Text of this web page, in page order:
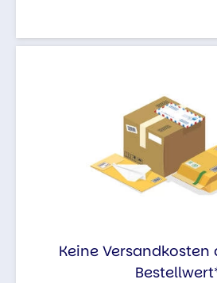
Keine Versandkosten